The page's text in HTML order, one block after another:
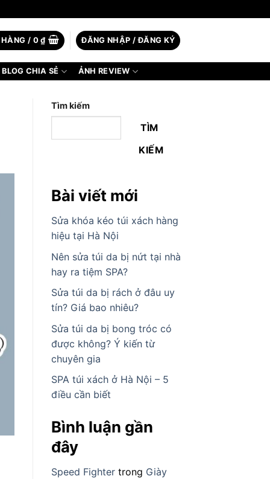
HÀNG / 0₫ ĐĂNG NHẬP / ĐĂNG KÝ
BLOG CHIA SẺ ẢNH REVIEW
Tìm kiếm
TÌM
KIẾM
Bài viết mới
Sửa khóa kéo túi xách hàng
hiệu tại Hà Nội
Nên sửa túi da bị nứt tại nhà
hay ra tiệm SPA?
Sửa túi da bị rách ở đâu uy
tín? Giá bao nhiêu?
Sửa túi da bị bong tróc có
được không? Ý kiến từ
chuyên gia
SPA túi xách ở Hà Nội – 5
điều cần biết
Bình luận gần
đây
Speed Fightertrong Giày